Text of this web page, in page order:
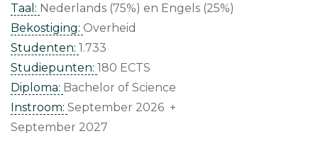
Taal: Nederlands (75%)
Engels (25%)
Bekostiging: Overheid
Studenten: 1.733
Studiepunten: 180 ECTS
Diploma: Bachelor of Science
Instroom: September 2026 +
September 2027